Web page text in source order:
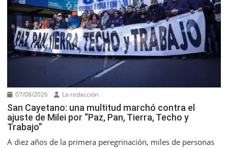
07/08/2026 La redacción
San Cayetano: una multitud marchó contra el
ajuste de Milei por “Paz, Pan, Tierra, Techo y
Trabajo”
A diez años de la primera peregrinación, miles de personas